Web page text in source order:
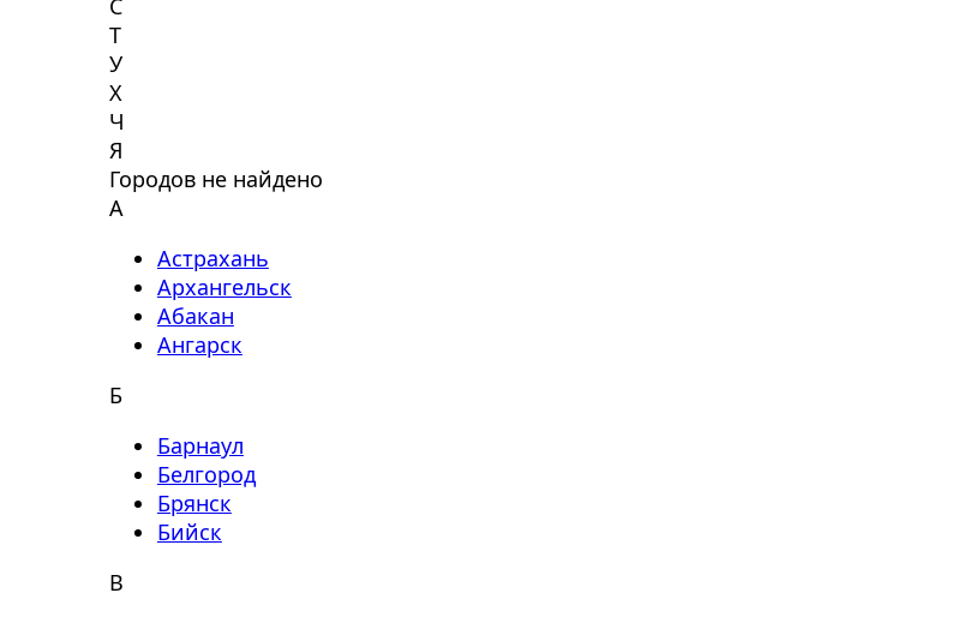
С
Т
У
Х
Ч
Я
Городов не найдено
А
Астрахань
Архангельск
Абакан
Ангарск
Б
Барнаул
Белгород
Брянск
Бийск
В